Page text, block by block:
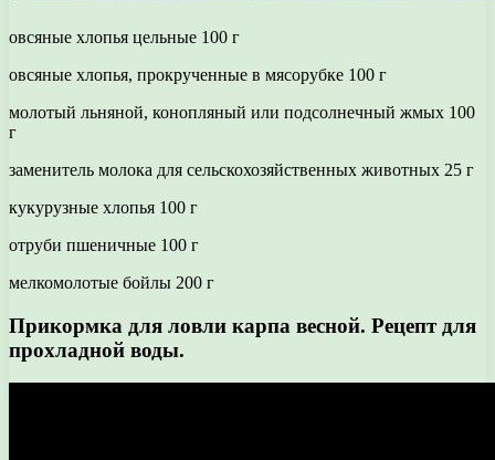
овсяные хлопья цельные 100 г
овсяные хлопья, прокрученные в мясорубке 100 г
молотый льняной, конопляный или подсолнечный жмых 100
г
заменитель молока для сельскохозяйственных животных 25 г
кукурузные хлопья 100 г
отруби пшеничные 100 г
мелкомолотые бойлы 200 г
Прикормка для ловли карпа весной. Рецепт для
прохладной воды.